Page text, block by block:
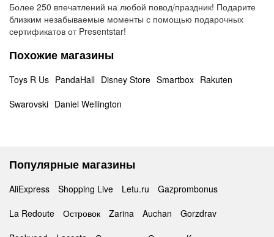
Более 250 впечатлений на любой повод/праздник! Подарите
близким незабываемые моменты с помощью подарочных
сертификатов от Presentstar!
Похожие магазины
Toys R Us PandaHall Disney Store Smartbox Rakuten
Swarovski Daniel Wellington
Популярные магазины
AliExpress Shopping Live Letu.ru
Gazprombonus
La Redoute
Островок Zarina Auchan
Gorzdrav